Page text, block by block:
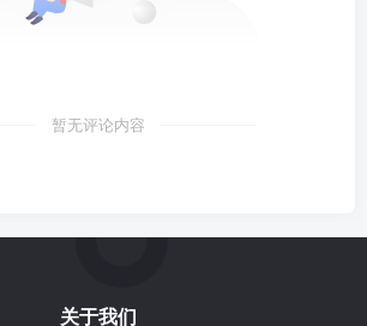
暂无评论内容
关于我们